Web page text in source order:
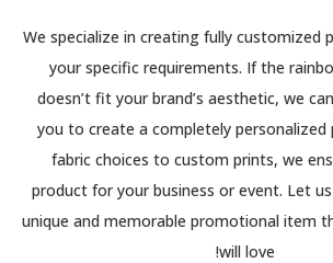
We specialize in creating fully customized
your specific requirements. If the
doesn’t fit your brand’s aesthetic, we
you to create a completely personalized
fabric choices to custom prints, we
product for your business or event. Let
unique and memorable promotional item
will love!